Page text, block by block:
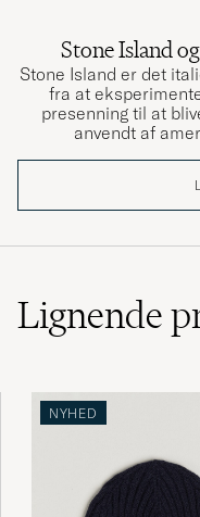
Stone Island
Stone Island er det
fra at
presenning til at
anvendt af
Lignende
NYHED